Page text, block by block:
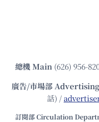
總機Main (626) 956-
廣告/市場部
話) /
訂閱部 Circulation